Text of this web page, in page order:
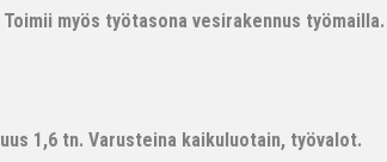
myös työtasona vesirakennus työmailla.
1,6 tn. Varusteina kaikuluotain, työvalot.